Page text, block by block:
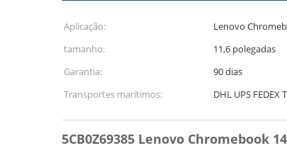
Aplicação: Lenovo
tamanho:
11,6 polegadas
Garantia:
90 dias
Transportes marítimos:
DHL UPS
5CB0Z69385 Lenovo Chromebook